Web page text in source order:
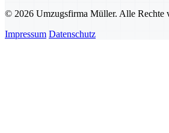
© 2026 Umzugsfirma Müller. Alle Rechte
Impressum Datenschutz